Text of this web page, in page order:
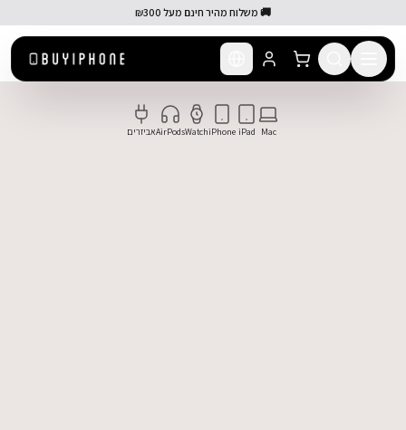
🚚 משלוח מהיר חינם מעל ₪300
Mac
iPad
iPhone
Watch
AirPodsאביזרים